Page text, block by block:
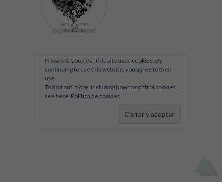
Privacy & Cookies: This site uses cookies. By
continuing to use this website, you agree to their
use.
To find out more, including how to control cookies,
see here: Política de cookies